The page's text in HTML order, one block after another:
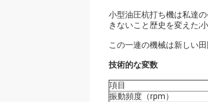
小型油圧杭打ち機は私達
きないこと歴史を変えた;
この一連の機械は新しい
技術的な変数
項目
振動頻度（rpm）